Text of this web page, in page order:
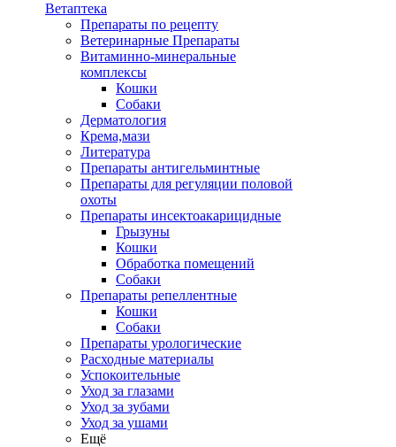
Ветаптека
Препараты по рецепту
Ветеринарные Препараты
Витаминно-минеральные
комплексы
Кошки
Собаки
Дерматология
Крема,мази
Литература
Препараты антигельминтные
Препараты для регуляции половой
охоты
Препараты инсектоакарицидные
Грызуны
Кошки
Обработка помещений
Собаки
Препараты репеллентные
Кошки
Собаки
Препараты урологические
Расходные материалы
Успокоительные
Уход за глазами
Уход за зубами
Уход за ушами
Ещё